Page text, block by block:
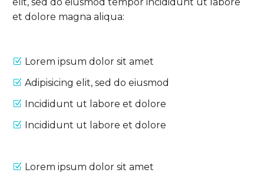
et dolore magna aliqua:
Lorem ipsum dolor sit amet
Adipisicing elit, sed do eiusmod
Incididunt ut labore et dolore
Incididunt ut labore et dolore
Lorem ipsum dolor sit amet